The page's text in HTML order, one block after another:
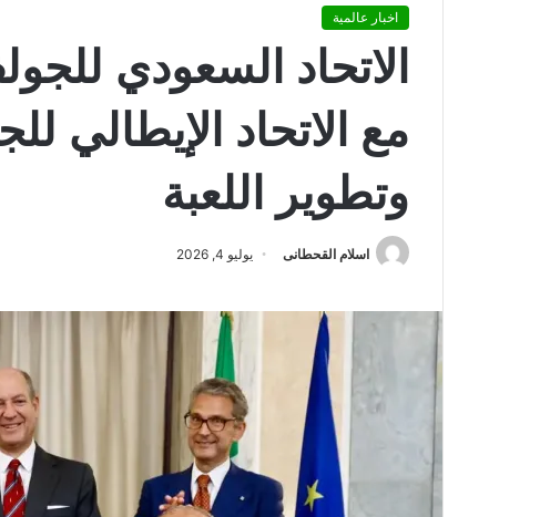
اخبار عالمية
الاتحاد السعودي
مع الاتحاد الإيطالي
وتطوير اللعبة
اسلام القحطانى يوليو 4, 2026